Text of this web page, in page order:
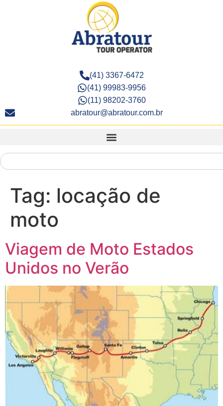
(41) 3367-6472
(41) 99983-9956
(11) 98202-3760
abratour@abratour.com.br
Tag: locação de
moto
Viagem de Moto Estados
Unidos no Verão